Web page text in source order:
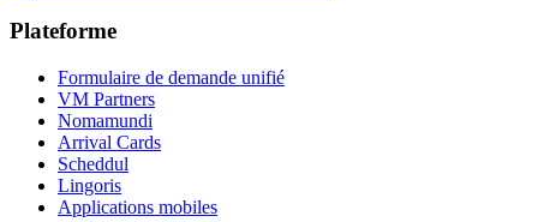
Plateforme
Formulaire de demande unifié
VM Partners
Nomamundi
Arrival Cards
Scheddul
Lingoris
Applications mobiles